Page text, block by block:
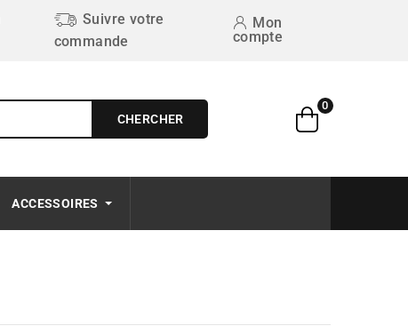
Suivre votre
commande
Mon
compte
CHERCHER
0
ACCESSOIRES